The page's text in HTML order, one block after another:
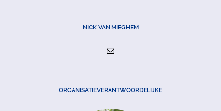
NICK VAN MIEGHEM
ORGANISATIEVERANTWOORDELIJKE